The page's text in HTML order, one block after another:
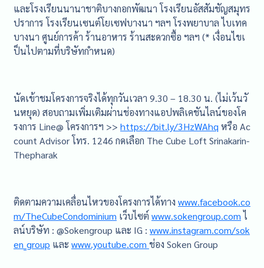
และโรงเรียนนานาชาติบางกอกพัฒนา โรงเรียนอัสสัมชัญสมุทร
ปราการ โรงเรียนเซนต์โยเซฟบางนา ฯลฯ โรงพยาบาล ไบเทค
บางนา ศูนย์การค้า ร้านอาหาร ร้านสะดวกซื้อ ฯลฯ (* เงื่อนไขเ
ป็นไปตามที่บริษัทกำหนด)
นัดเข้าชมโครงการจริงได้ทุกวันเวลา 9.30 – 18.30 น. (ไม่เว้นวั
นหยุด) สอบถามเพิ่มเติมผ่านช่องทางแอปพลิเคชันไลน์ของโค
รงการ Line@ โครงการฯ >> https://bit.ly/3HzWAhq หรือ Ac
count Advisor โทร. 1246 กดเลือก The Cube Loft Srinakarin-
Thepharak
ติดตามความเคลื่อนไหวของโครงการได้ทาง www.facebook.co
m/TheCubeCondominium เว็บไซต์ www.sokengroup.comไ
ลน์บริษัท : @Sokengroup และ IG : www.instagram.com/sok
en_group และ www.youtube.com ช่อง Soken Group